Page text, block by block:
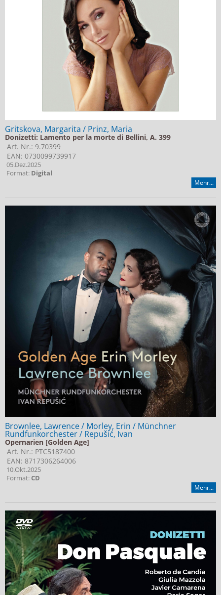
Gritskova, Margarita / Prinz, Maria
Donizetti: Lamento per la morte di Bellini, A. 399
Art. Nr.: 9.70399
EAN: 0730099739917
05.Dez.2025
Format: Digital
Mehr...
Brownlee, Lawrence / Morley, Erin / Münchner
Rundfunkorchester / Repušić, Ivan
Opernarien [Golden Age]
Art. Nr.: PTC5187400
EAN: 8717306264006
10.Okt.2025
Format:CD
Mehr...